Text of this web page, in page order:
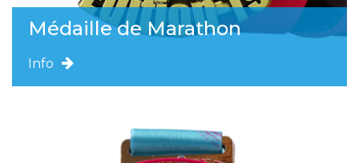
Médaille de Marathon
Info